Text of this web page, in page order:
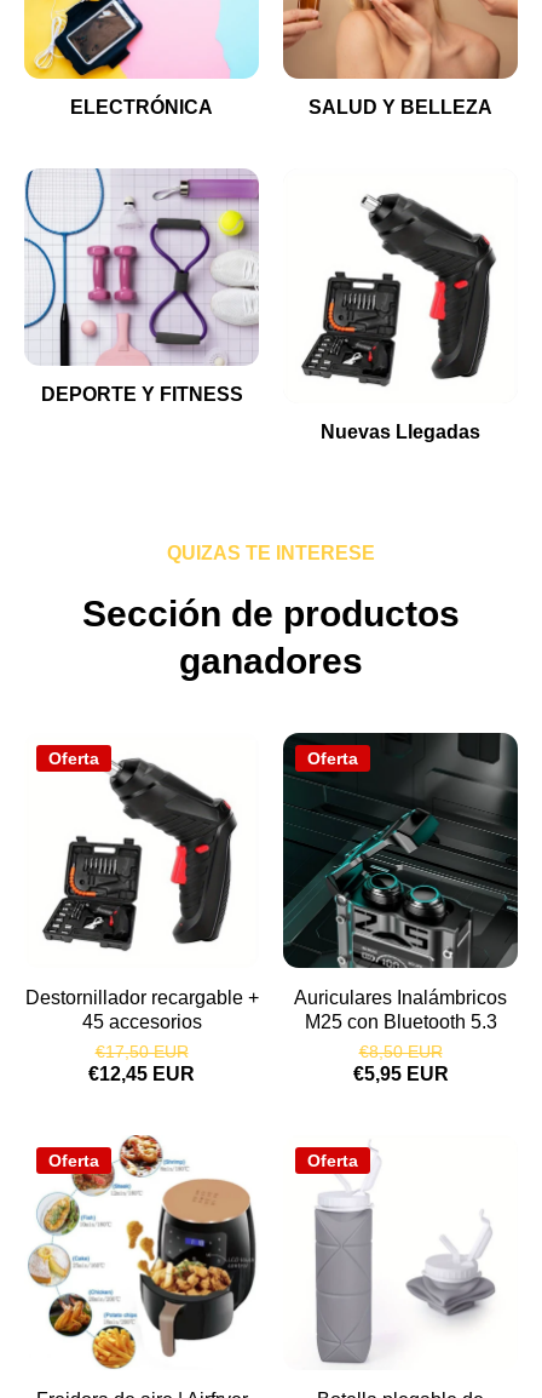
ELECTRÓNICA SALUD Y BELLEZA
DEPORTE Y FITNESS
Nuevas Llegadas
QUIZAS TE INTERESE
Sección de productos
ganadores
Oferta
Destornillador recargable +
45 accesorios
€17,50 EUR
€12,45 EUR
Oferta
Auriculares Inalámbricos
M25 con Bluetooth 5.3
€8,50 EUR
€5,95 EUR
Oferta Oferta